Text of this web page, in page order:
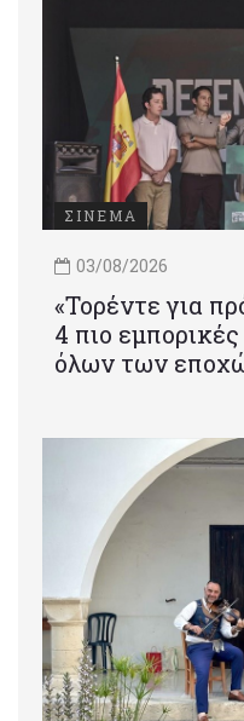
ΣΙΝΕΜΑ
03/08/2026
«Τορέντε για
4 πιο
όλων των